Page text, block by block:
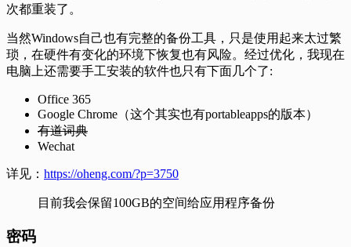
次都重装了。
当然Windows自己也有完整的备份工具，只是使用起来太过繁
琐，在硬件有变化的环境下恢复也有风险。经过优化，我现在
电脑上还需要手工安装的软件也只有下面几个了:
Office 365
Google Chrome（这个其实也有portableapps的版本）
有道词典
Wechat
详见： https://oheng.com/?p=3750
目前我会保留100GB的空间给应用程序备份
密码